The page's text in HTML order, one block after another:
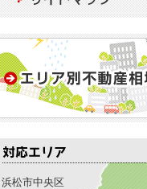
浜松市中央区